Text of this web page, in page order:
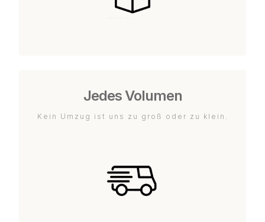
Jedes Volumen
Kein Umzug ist uns zu groß oder zu klein.